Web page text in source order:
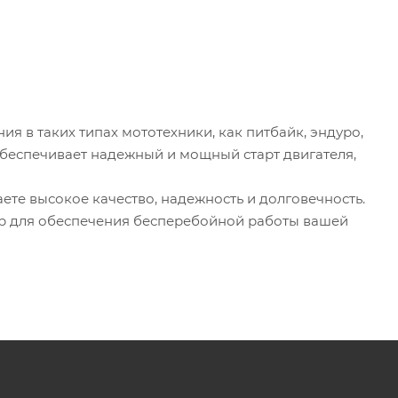
в таких типах мототехники, как питбайк, эндуро,
надежный и мощный старт двигателя,
высокое качество, надежность и долговечность.
для обеспечения бесперебойной работы вашей